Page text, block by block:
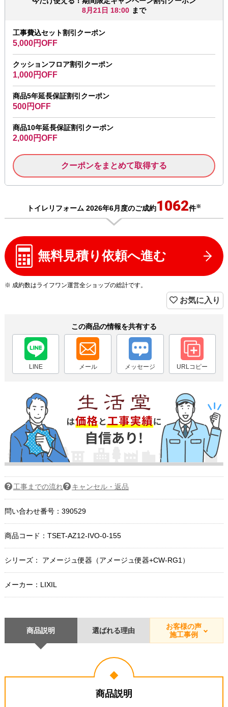
8月21日 18:00 まで
工事費込セット割引クーポン
5,000円OFF
クッションフロア割引クーポン
1,000円OFF
商品5年延長保証割引クーポン
500円OFF
商品10年延長保証割引クーポン
2,000円OFF
クーポンをまとめて取得する
トイレリフォーム 2026年6月度のご成約1062件※
無料見積り依頼へ進む
※ 成約数はライフワン運営全ショップの総計です。
お気に入り
この商品の情報を共有する
LINE メール メッセージ URLコピー
工事までの流れ キャンセル・返品
問い合わせ番号：390529
商品コード： TSET-AZ12-IVO-0-155
シリーズ： アメージュ便器（アメージュ便器+CW-RG1）
メーカー：LIXIL
商品説明 選ばれる理由
お客様の声
施工事例
商品説明